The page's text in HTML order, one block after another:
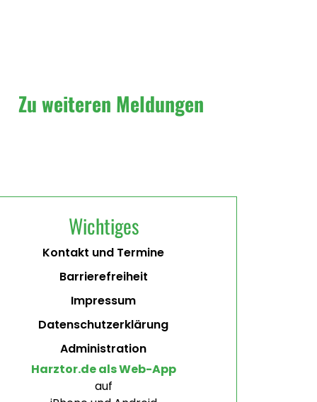
Zu weiteren Meldungen
Wichtiges
Kontakt und Termine
Barrierefreiheit
Impressum
Datenschutzerklärung
Administration
Harztor.de als Web-App
auf